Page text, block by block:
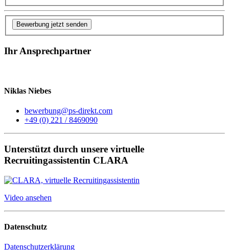
Bewerbung jetzt senden
Ihr Ansprechpartner
Niklas Niebes
bewerbung@ps-direkt.com
+49 (0) 221 / 8469090
Unterstützt durch unsere virtuelle
Recruitingassistentin CLARA
Video ansehen
Datenschutz
Datenschutzerklärung